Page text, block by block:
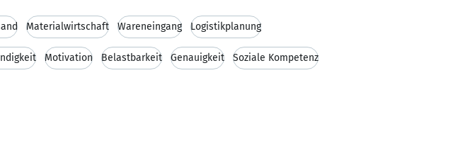
Materialwirtschaft Wareneingang Logistikplanung
Motivation Belastbarkeit Genauigkeit Soziale Kompetenz